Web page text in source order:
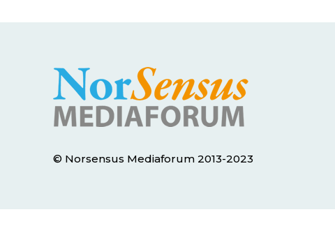
© Norsensus Mediaforum 2013-2023